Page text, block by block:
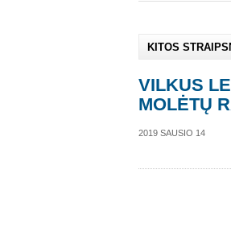
KITOS
VILKUS
MOLĖTŲ
2019 SAUSIO 14